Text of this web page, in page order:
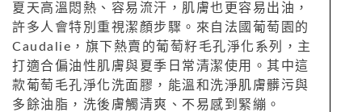
夏天高溫悶熱、容易流汗，肌膚也更容易出油，
許多人會特別重視潔顏步驟。來自法國葡萄園的
Caudalie，旗下熱賣的葡萄籽毛孔淨化系列，主
打適合偏油性肌膚與夏季日常清潔使用。其中這
款葡萄毛孔淨化洗面膠，能溫和洗淨肌膚髒污與
多餘油脂，洗後膚觸清爽、不易感到緊繃。